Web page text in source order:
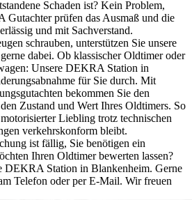
Schaden ist? Kein Problem,
Gutachter prüfen das Ausmaß und die
und mit Sachverstand.
schrauben, unterstützen Sie unsere
dabei. Ob klassischer Oldtimer oder
Unsere DEKRA Station in
für Sie durch. Mit
bekommen Sie den
Zustand und Wert Ihres Oldtimers. So
Liebling trotz technischen
verkehrskonform bleibt.
ist fällig, Sie benötigen ein
Ihren Oldtimer bewerten lassen?
DEKRA Station in Blankenheim. Gerne
Telefon oder per E-Mail. Wir freuen